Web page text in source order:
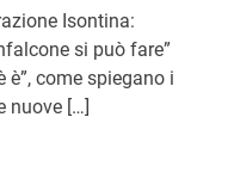
Isontina:
si può fare”
come spiegano i
nuove […]